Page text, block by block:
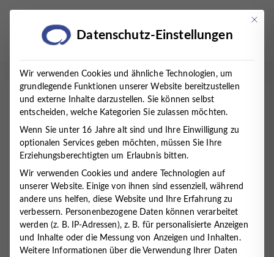
Startseite / Therapien / Psychologische Diagnostik
Psychologische
Diagnostik/Testung
Was ist die psychologische
Diagnostik?
Die Psychologische Diagnostik umfasst systematische
Verfahren zur Erfassung von Verhalten, Erleben und
Mit
Datenschutz-Einstellungen
Wir verwenden Cookies und ähnliche Technologien, um
grundlegende Funktionen unserer Website bereitzustellen
und externe Inhalte darzustellen. Sie können selbst
entscheiden, welche Kategorien Sie zulassen möchten.
Wenn Sie unter 16 Jahre alt sind und Ihre Einwilligung zu
optionalen Services geben möchten, müssen Sie Ihre
Erziehungsberechtigten um Erlaubnis bitten.
Wir verwenden Cookies und andere Technologien auf
unserer Website. Einige von ihnen sind essenziell, während
andere uns helfen, diese Website und Ihre Erfahrung zu
verbessern. Personenbezogene Daten können verarbeitet
werden (z. B. IP-Adressen), z. B. für personalisierte Anzeigen
und Inhalte oder die Messung von Anzeigen und Inhalten.
Weitere Informationen über die Verwendung Ihrer Daten